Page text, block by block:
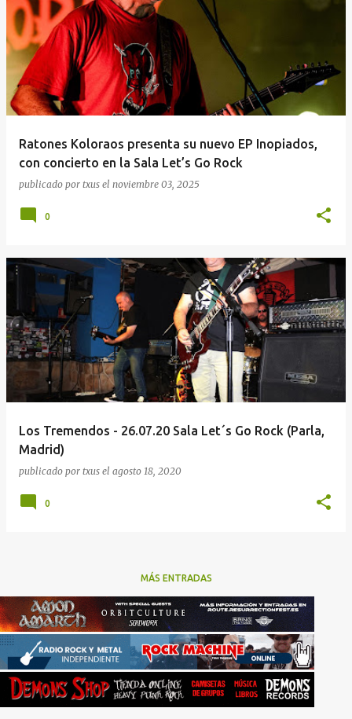
Ratones Koloraos presenta su nuevo EP Inopiados,
con concierto en la Sala Let’s Go Rock
publicado por txus el noviembre 03, 2025
0
Los Tremendos - 26.07.20 Sala Let´s Go Rock (Parla,
Madrid)
publicado por txus el agosto 18, 2020
0
MÁS ENTRADAS